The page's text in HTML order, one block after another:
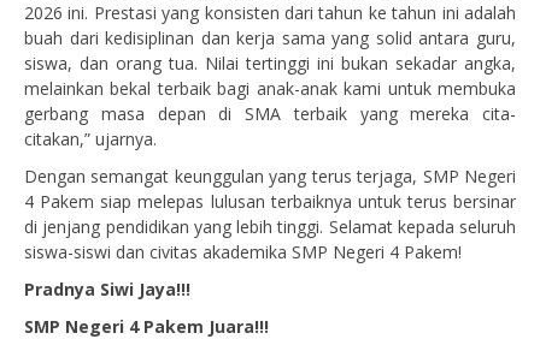
2026 ini. Prestasi yang konsisten dari tahun ke tahun ini adalah
buah dari kedisiplinan dan kerja sama yang solid antara guru,
siswa, dan orang tua. Nilai tertinggi ini bukan sekadar angka,
melainkan bekal terbaik bagi anak-anak kami untuk membuka
gerbang masa depan di SMA terbaik yang mereka cita-
citakan,” ujarnya.
Dengan semangat keunggulan yang terus terjaga, SMP Negeri
4 Pakem siap melepas lulusan terbaiknya untuk terus bersinar
di jenjang pendidikan yang lebih tinggi. Selamat kepada seluruh
siswa-siswi dan civitas akademika SMP Negeri 4 Pakem!
Pradnya Siwi Jaya!!!
SMP Negeri 4 Pakem Juara!!!